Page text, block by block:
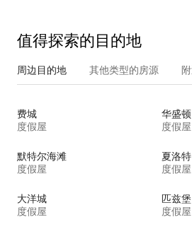
值得探索的目的地
周边目的地 其他类型的房源
费城
度假屋
华盛顿
度假屋
默特尔海滩
度假屋
夏洛特
度假屋
大洋城
度假屋
匹兹堡
度假屋